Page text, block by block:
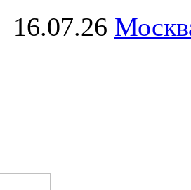
16.07.26